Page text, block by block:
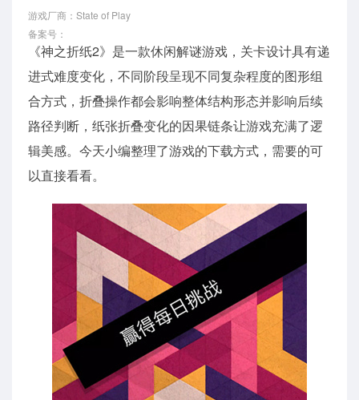
游戏厂商：State of Play
备案号：
《神之折纸2》是一款休闲解谜游戏，关卡设计具有递
进式难度变化，不同阶段呈现不同复杂程度的图形组
合方式，折叠操作都会影响整体结构形态并影响后续
路径判断，纸张折叠变化的因果链条让游戏充满了逻
辑美感。今天小编整理了游戏的下载方式，需要的可
以直接看看。